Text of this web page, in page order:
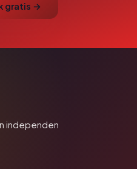
gratis →
independen